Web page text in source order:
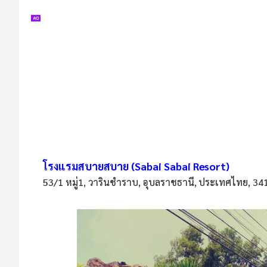
โรงแรมสบายสบาย (Sabai Sabai Resort)
53/1 หมู่1, วารินชำราบ, อุบลราชธานี, ประเทศไทย,